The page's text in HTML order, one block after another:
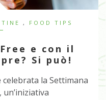
, FOOD TIPS
e con il
Si può!
celebrata la Settimana
un’iniziativa